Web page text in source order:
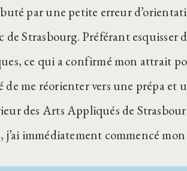
par une petite erreur
de Strasbourg. Préférant esquisser
ce qui a confirmé mon attrait
de me réorienter vers une prépa
des Arts Appliqués de
j’ai immédiatement commencé